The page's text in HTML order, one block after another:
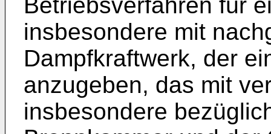
insbesondere mit
Dampfkraftwerk, der
anzugeben, das mit
insbesondere